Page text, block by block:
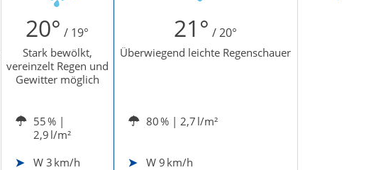
20° / 19° 21° / 20°
Stark bewölkt,
vereinzelt Regen und
Gewitter möglich
Überwiegend leichte Regenschauer
55 % |
2,9 l/m²
80 % | 2,7 l/m²
W 3 km/h W 9 km/h